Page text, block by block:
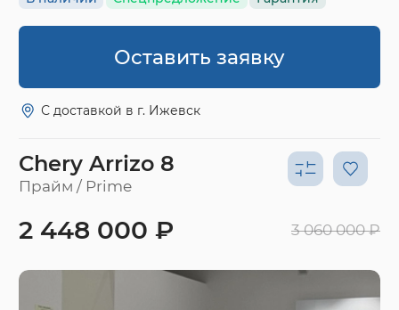
Оставить заявку
С доставкой в г. Ижевск
Chery Arrizo 8
Прайм / Prime
2 448 000 ₽ 3 060 000 ₽